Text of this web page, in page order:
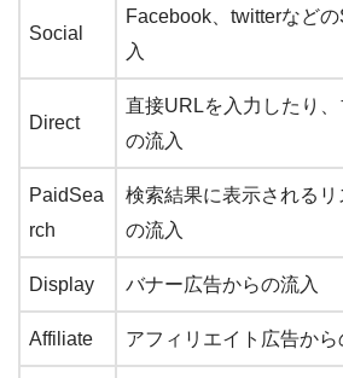
Social
Facebook、twitterなど
入
Direct
直接URLを入力したり
の流入
PaidSea
rch
検索結果に表示される
の流入
Display バナー広告からの流入
Affiliate アフィリエイト広告から